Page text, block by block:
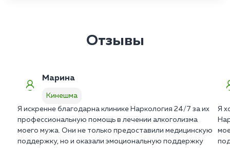
Отзывы
Марина
Кинешма
Я искренне благодарна клинике Наркология 24/7 за их
профессиональную помощь в лечении алкоголизма
моего мужа. Они не только предоставили медицинскую
поддержку, но и оказали эмоциональную поддержку
Я